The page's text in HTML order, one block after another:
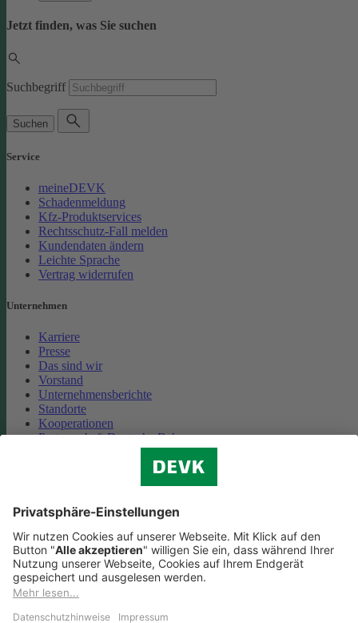
Jetzt finden, was Sie suchen
Suchbegriff
Suchen
Service
meineDEVK
Schadenmeldung
Kfz-Produktservices
Rechtsschutz-Fall melden
Kundendaten ändern
Leichte Sprache
Vertrag widerrufen
Unternehmen
Karriere
Presse
Das sind wir
Vorstand
Unternehmensberichte
Standorte
Kooperationen
Partnerschaft Deutsche Bahn
Cookie-Einstellungen
Datenschutz
Impressum
Streitbeilegung